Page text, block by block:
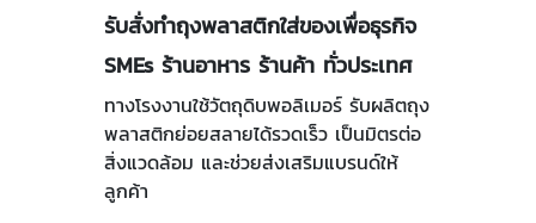
รับสั่งทำถุงพลาสติกใส่ของเพื่อธุรกิจ
SMEs ร้านอาหาร ร้านค้า ทั่วประเทศ
ทางโรงงานใช้วัตถุดิบพอลิเมอร์ รับผลิตถุง
พลาสติกย่อยสลายได้รวดเร็ว เป็นมิตรต่อ
สิ่งแวดล้อม และช่วยส่งเสริมแบรนด์ให้
ลูกค้า